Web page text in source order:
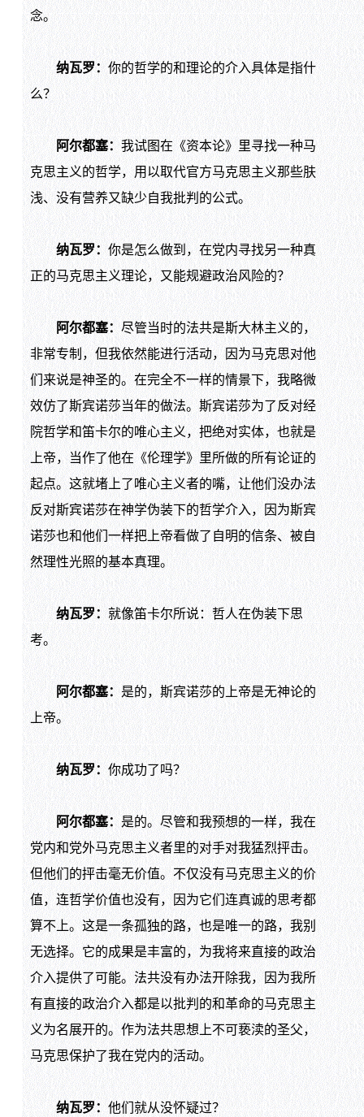
念。
纳瓦罗： 你的哲学的和理论的介入具体是指什
么？
阿尔都塞： 我试图在《资本论》里寻找一种马
克思主义的哲学，用以取代官方马克思主义那些肤
浅、没有营养又缺少自我批判的公式。
纳瓦罗： 你是怎么做到，在党内寻找另一种真
正的马克思主义理论，又能规避政治风险的？
阿尔都塞： 尽管当时的法共是斯大林主义的，
非常专制，但我依然能进行活动，因为马克思对他
们来说是神圣的。在完全不一样的情景下，我略微
效仿了斯宾诺莎当年的做法。斯宾诺莎为了反对经
院哲学和笛卡尔的唯心主义，把绝对实体，也就是
上帝，当作了他在《伦理学》里所做的所有论证的
起点。这就堵上了唯心主义者的嘴，让他们没办法
反对斯宾诺莎在神学伪装下的哲学介入，因为斯宾
诺莎也和他们一样把上帝看做了自明的信条、被自
然理性光照的基本真理。
纳瓦罗： 就像笛卡尔所说：哲人在伪装下思
考。
阿尔都塞： 是的，斯宾诺莎的上帝是无神论的
上帝。
纳瓦罗： 你成功了吗？
阿尔都塞： 是的。尽管和我预想的一样，我在
党内和党外马克思主义者里的对手对我猛烈抨击。
但他们的抨击毫无价值。不仅没有马克思主义的价
值，连哲学价值也没有，因为它们连真诚的思考都
算不上。这是一条孤独的路，也是唯一的路，我别
无选择。它的成果是丰富的，为我将来直接的政治
介入提供了可能。法共没有办法开除我，因为我所
有直接的政治介入都是以批判的和革命的马克思主
义为名展开的。作为法共思想上不可亵渎的圣父，
马克思保护了我在党内的活动。
纳瓦罗： 他们就从没怀疑过？